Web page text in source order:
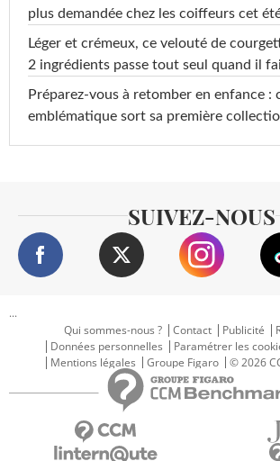
plus demandée chez les coiffeurs cet
Léger et crémeux, ce velouté de
2 ingrédients passe tout seul quand il
Préparez-vous à retomber en enfance :
emblématique sort sa première
SUIVEZ-NOUS
...
Qui sommes-nous ?
Contact Publicité
Données personnelles
Paramétrer les
Mentions légales
Groupe Figaro © 2026